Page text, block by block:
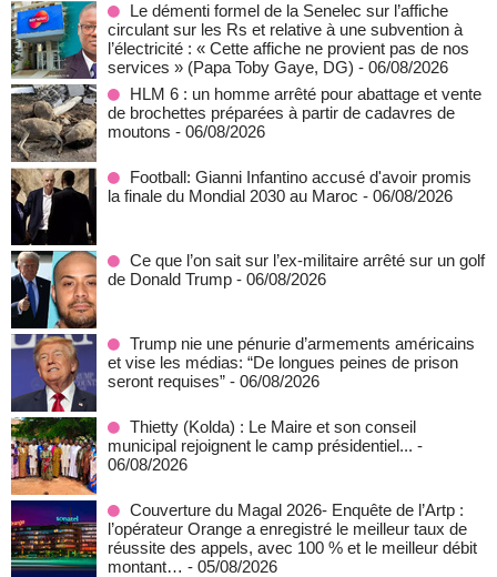
Le démenti formel de la Senelec sur l’affiche
circulant sur les Rs et relative à une subvention à
l’électricité : « Cette affiche ne provient pas de nos
services » (Papa Toby Gaye, DG) - 06/08/2026
HLM 6 : un homme arrêté pour abattage et vente
de brochettes préparées à partir de cadavres de
moutons - 06/08/2026
Football: Gianni Infantino accusé d'avoir promis
la finale du Mondial 2030 au Maroc - 06/08/2026
Ce que l’on sait sur l’ex-militaire arrêté sur un golf
de Donald Trump - 06/08/2026
Trump nie une pénurie d’armements américains
et vise les médias: “De longues peines de prison
seront requises” - 06/08/2026
‎Thietty (Kolda) : Le Maire et son conseil
municipal rejoignent le camp présidentiel... -
06/08/2026
Couverture du Magal 2026- Enquête de l’Artp :
l’opérateur Orange a enregistré le meilleur taux de
réussite des appels, avec 100 % et le meilleur débit
montant… - 05/08/2026